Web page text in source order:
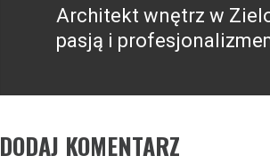
Następny
post:
Architekt wnętrz w
pasją i
DODAJ KOMENTARZ